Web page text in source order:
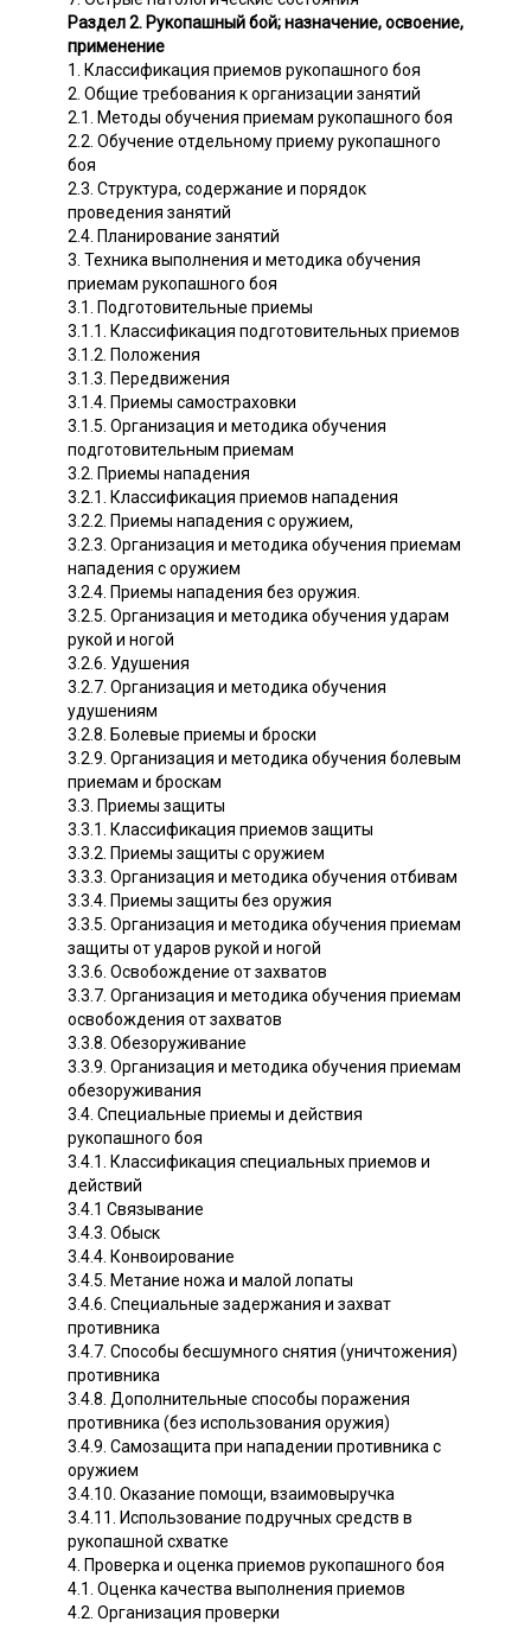
Раздел 2. Рукопашный бой; назначение, освоение,
применение
1. Классификация приемов рукопашного боя
2. Общие требования к организации занятий
2.1. Методы обучения приемам рукопашного боя
2.2. Обучение отдельному приему рукопашного
боя
2.3. Структура, содержание и порядок
проведения занятий
2.4. Планирование занятий
3. Техника выполнения и методика обучения
приемам рукопашного боя
3.1. Подготовительные приемы
3.1.1. Классификация подготовительных приемов
3.1.2. Положения
3.1.3. Передвижения
3.1.4. Приемы самостраховки
3.1.5. Организация и методика обучения
подготовительным приемам
3.2. Приемы нападения
3.2.1. Классификация приемов нападения
3.2.2. Приемы нападения с оружием,
3.2.3. Организация и методика обучения приемам
нападения с оружием
3.2.4. Приемы нападения без оружия.
3.2.5. Организация и методика обучения ударам
рукой и ногой
3.2.6. Удушения
3.2.7. Организация и методика обучения
удушениям
3.2.8. Болевые приемы и броски
3.2.9. Организация и методика обучения болевым
приемам и броскам
3.3. Приемы защиты
3.3.1. Классификация приемов защиты
3.3.2. Приемы защиты с оружием
3.3.3. Организация и методика обучения отбивам
3.3.4. Приемы защиты без оружия
3.3.5. Организация и методика обучения приемам
защиты от ударов рукой и ногой
3.3.6. Освобождение от захватов
3.3.7. Организация и методика обучения приемам
освобождения от захватов
3.3.8. Обезоруживание
3.3.9. Организация и методика обучения приемам
обезоруживания
3.4. Специальные приемы и действия
рукопашного боя
3.4.1. Классификация специальных приемов и
действий
3.4.1 Связывание
3.4.3. Обыск
3.4.4. Конвоирование
3.4.5. Метание ножа и малой лопаты
3.4.6. Специальные задержания и захват
противника
3.4.7. Способы бесшумного снятия (уничтожения)
противника
3.4.8. Дополнительные способы поражения
противника (без использования оружия)
3.4.9. Самозащита при нападении противника с
оружием
3.4.10. Оказание помощи, взаимовыручка
3.4.11. Использование подручных средств в
рукопашной схватке
4. Проверка и оценка приемов рукопашного боя
4.1. Оценка качества выполнения приемов
4.2. Организация проверки